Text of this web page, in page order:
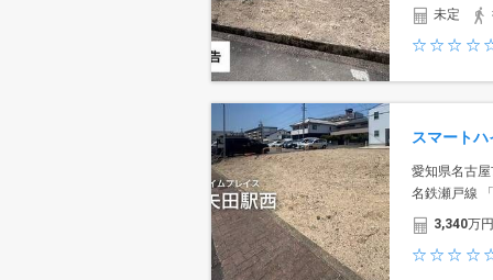
未定
愛知県名古
名鉄瀬戸線
3,340万